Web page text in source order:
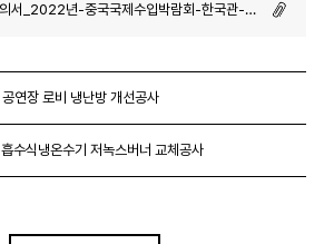
재공고입찰-입찰자유의서_2022년-중국국제수입박람회-한국관-조성-및-운영-1.hwp (-)
연장 로비 냉난방 개선공사
수식냉온수기 저녹스버너 교체공사